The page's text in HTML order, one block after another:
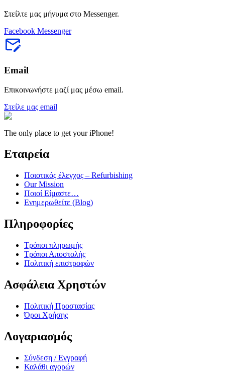
Στείλτε μας μήνυμα στο Messenger.
Facebook Messenger
Email
Επικοινωνήστε μαζί μας μέσω email.
Στείλε μας email
The only place to get your iPhone!
Εταιρεία
Ποιοτικός έλεγχος – Refurbishing
Our Mission
Ποιοί Είμαστε…
Ενημερωθείτε (Blog)
Πληροφορίες
Τρόποι πληρωμής
Τρόποι Αποστολής
Πολιτική επιστροφών
Ασφάλεια Χρηστών
Πολιτική Προστασίας
Όροι Χρήσης
Λογαριασμός
Σύνδεση / Εγγραφή
Καλάθι αγορών